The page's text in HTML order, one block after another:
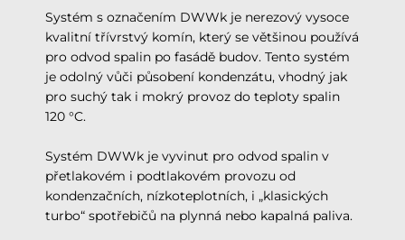
Systém s označením DWWk je nerezový vysoce
kvalitní třívrstvý komín, který se většinou používá
pro odvod spalin po fasádě budov. Tento systém
je odolný vůči působení kondenzátu, vhodný jak
pro suchý tak i mokrý provoz do teploty spalin
120 °C.
Systém DWWk je vyvinut pro odvod spalin v
přetlakovém i podtlakovém provozu od
kondenzačních, nízkoteplotních, i „klasických
turbo“ spotřebičů na plynná nebo kapalná paliva.